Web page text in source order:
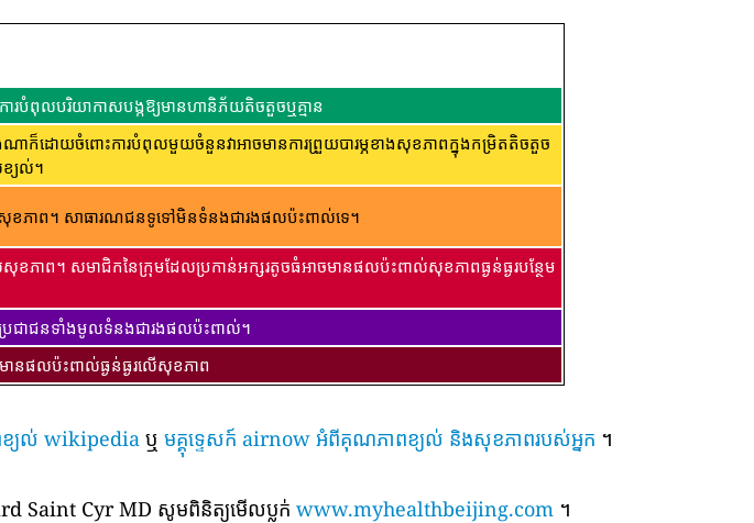
របំពុលបរិយាកាសបង្កឱ្យមានហានិភ័យតិចតួចឬគ្មាន
ដោយចំពោះការបំពុលមួយចំនួនវាអាចមានការព្រួយបារម្ភខាងសុខភាពក្នុងកម្រិតតិចតួច
យល់។
ខភាព។ សាធារណជន​ទូទៅ​មិន​ទំនង​ជា​រង​ផល​ប៉ះពាល់​ទេ។
ភាព។ សមាជិកនៃក្រុមដែលប្រកាន់អក្សរតូចធំអាចមានផលប៉ះពាល់សុខភាពធ្ងន់ធ្ងរបន្ថែម
ប្រជាជនទាំងមូលទំនងជារងផលប៉ះពាល់។
ានផលប៉ះពាល់ធ្ងន់ធ្ងរលើសុខភាព
ខ្យល់ wikipediaឬ មគ្គុទ្ទេសក៍ airnow អំពីគុណភាពខ្យល់ និងសុខភាពរបស់អ្នក ។
Saint Cyr MD សូមពិនិត្យមើលប្លក់ www.myhealthbeijing.com ។